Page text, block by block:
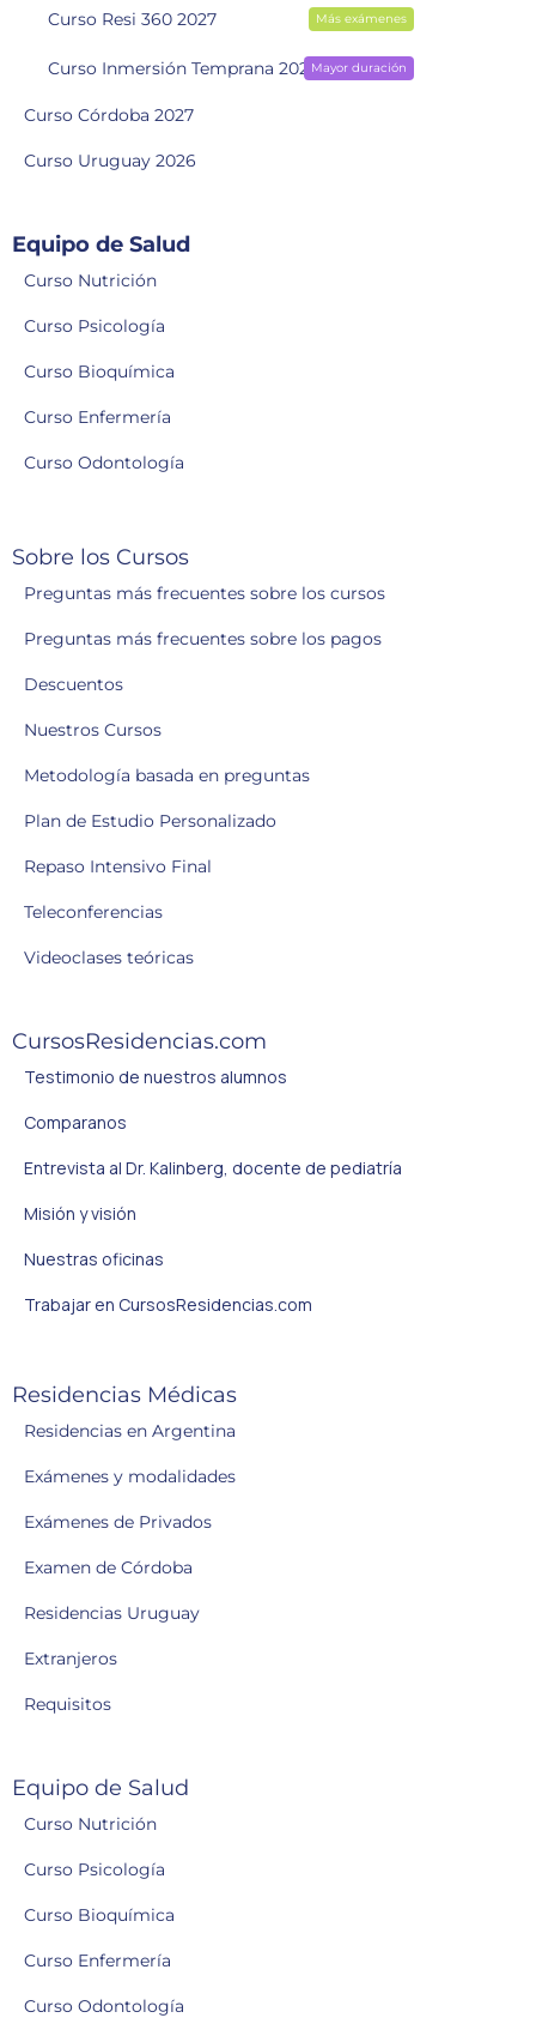
Curso Resi 360 2027 Más exámenes
Curso Inmersión Temprana 2028Mayor duración
Curso Córdoba 2027
Curso Uruguay 2026
Equipo de Salud
Curso Nutrición
Curso Psicología
Curso Bioquímica
Curso Enfermería
Curso Odontología
Sobre los Cursos
Preguntas más frecuentes sobre los cursos
Preguntas más frecuentes sobre los pagos
Descuentos
Nuestros Cursos
Metodología basada en preguntas
Plan de Estudio Personalizado
Repaso Intensivo Final
Teleconferencias
Videoclases teóricas
CursosResidencias.com
Testimonio de nuestros alumnos
Comparanos
Entrevista al Dr. Kalinberg, docente de pediatría
Misión y visión
Nuestras oficinas
Trabajar en CursosResidencias.com
Residencias Médicas
Residencias en Argentina
Exámenes y modalidades
Exámenes de Privados
Examen de Córdoba
Residencias Uruguay
Extranjeros
Requisitos
Equipo de Salud
Curso Nutrición
Curso Psicología
Curso Bioquímica
Curso Enfermería
Curso Odontología